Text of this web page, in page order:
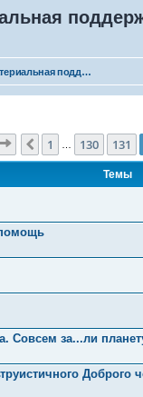
Материальная поддержка
Страница 132из 150
Пред.
1 130 131
Темы
Совсем за...ли
Доброго